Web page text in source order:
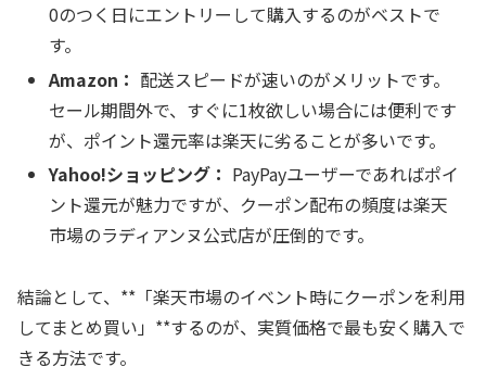
0のつく日にエントリーして購入するのがベストで
す。
Amazon： 配送スピードが速いのがメリットです。
セール期間外で、すぐに1枚欲しい場合には便利です
が、ポイント還元率は楽天に劣ることが多いです。
Yahoo!ショッピング： PayPayユーザーであればポイ
ント還元が魅力ですが、クーポン配布の頻度は楽天
市場のラディアンヌ公式店が圧倒的です。
結論として、**「楽天市場のイベント時にクーポンを利用
してまとめ買い」**するのが、実質価格で最も安く購入で
きる方法です。